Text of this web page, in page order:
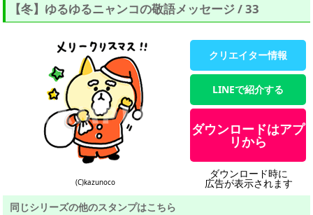
【冬】ゆるゆるニャンコの敬語メッセージ / 33
(C)kazunoco
クリエイター情報
LINEで紹介する
ダウンロードはアプ
リから
ダウンロード時に
広告が表示されます
同じシリーズの他のスタンプはこちら